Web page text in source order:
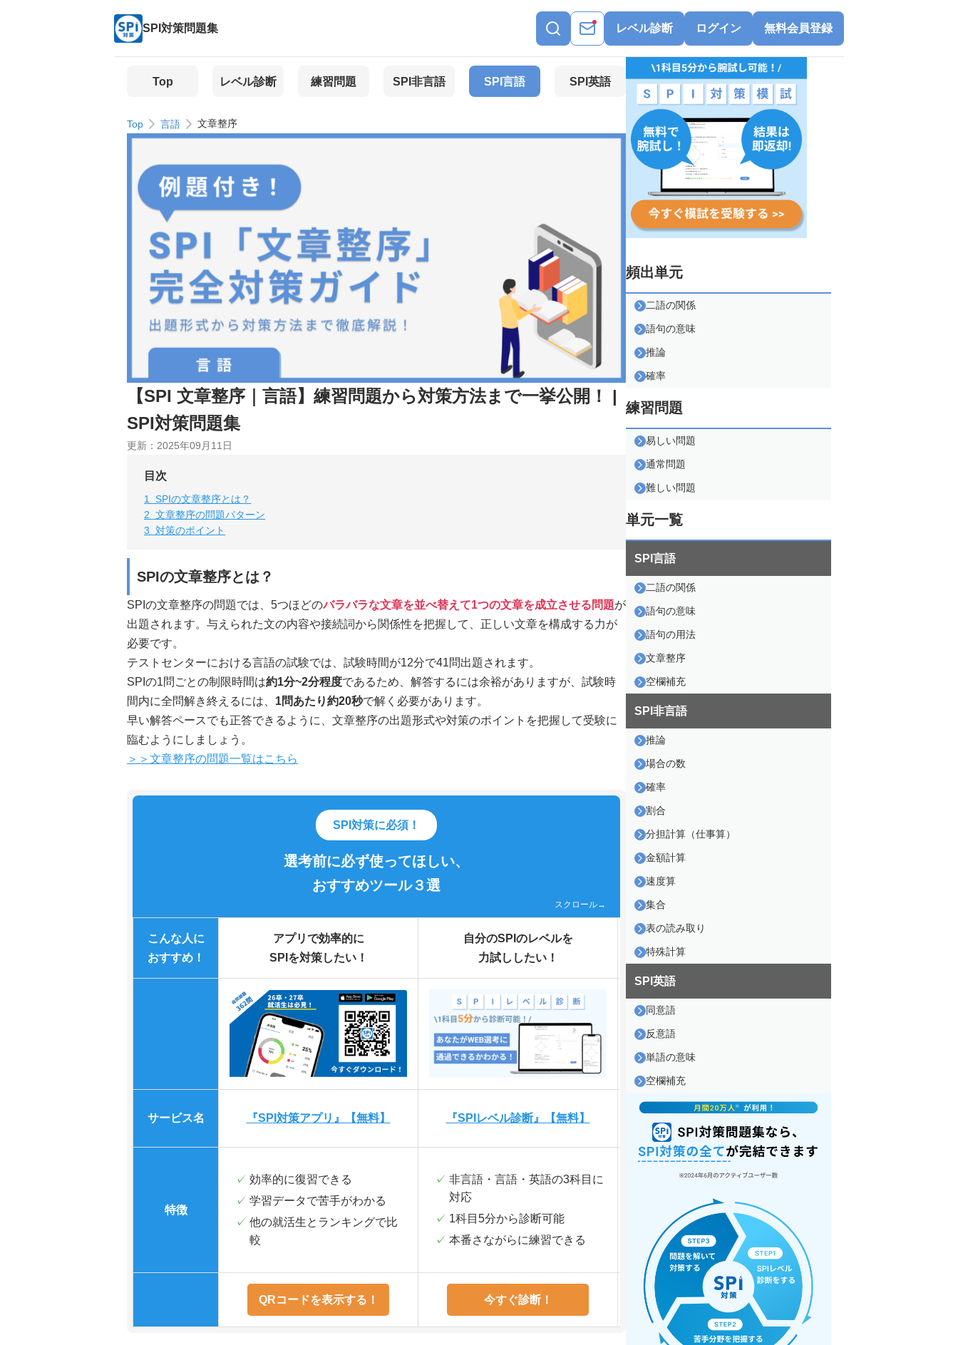
SPI対策問題集 レベル診断 ログイン 無料会員登録
Top レベル診断 練習問題 SPI非言語 SPI言語 SPI英語
Top 言語 文章整序
【SPI 文章整序｜言語】練習問題から対策方法まで一挙公開！ |
SPI対策問題集
更新： 2025年09月11日
目次
1
SPIの文章整序とは？
2 文章整序の問題パターン
3 対策のポイント
SPIの文章整序とは？
SPIの文章整序の問題では、5つほどのバラバラな文章を並べ替えて1つの文章を成立させる問題が
出題されます。与えられた文の内容や接続詞から関係性を把握して、正しい文章を構成する力が
必要です。
テストセンターにおける言語の試験では、試験時間が12分で41問出題されます。
SPIの1問ごとの制限時間は約1分~2分程度であるため、解答するには余裕がありますが、試験時
間内に全問解き終えるには、 1問あたり約20秒で解く必要があります。
早い解答ペースでも正答できるように、文章整序の出題形式や対策のポイントを把握して受験に
臨むようにしましょう。
＞＞文章整序の問題一覧はこちら
SPI対策に必須！
選考前に必ず使ってほしい、
おすすめツール３選
スクロール→
こんな人に
おすすめ！
アプリで効率的に
SPIを対策したい！
自分のSPIのレベルを
力試ししたい！
スコアアップしたい！
サービス名 『SPI対策アプリ』【無料】 『SPIレベル診断』【無料】
『SPI最短突破3選パック』【無
料】
特徴
効率的に復習できる
学習データで苦手がわかる
他の就活生とランキングで比
較
非言語・言語・英語の3科目に
対応
1科目5分から診断可能
本番さながらに練習できる
本番を想定したSPI模試
語句200選！
解答時間が半分になるSPI解答
テクニック集
QRコードを表示する！ 今すぐ診断！ パックを手に入れる！
頻出単元
二語の関係
語句の意味
推論
確率
練習問題
易しい問題
通常問題
難しい問題
単元一覧
SPI言語
二語の関係
語句の意味
語句の用法
文章整序
空欄補充
SPI非言語
推論
場合の数
確率
割合
分担計算（仕事算）
金額計算
速度算
集合
表の読み取り
特殊計算
SPI英語
同意語
反意語
単語の意味
空欄補充